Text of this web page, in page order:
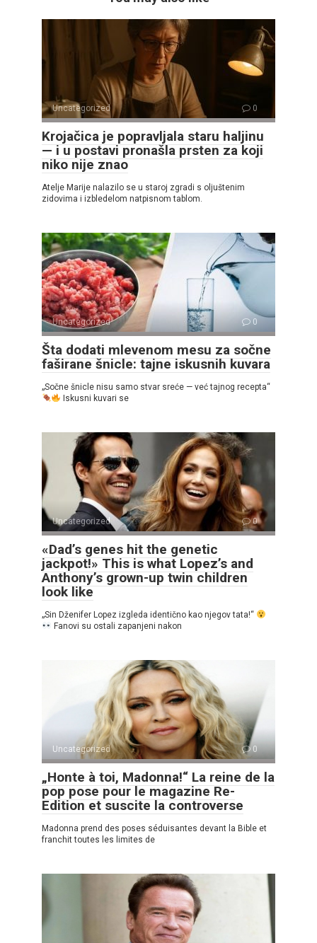
Uncategorized 0
Krojačica je popravljala staru haljinu
— i u postavi pronašla prsten za koji
niko nije znao
Atelje Marije nalazilo se u staroj zgradi s oljuštenim
zidovima i izbledelom natpisnom tablom.
Uncategorized 0
Šta dodati mlevenom mesu za sočne
faširane šnicle: tajne iskusnih kuvara
„Sočne šnicle nisu samo stvar sreće — već tajnog recepta“
Iskusni kuvari se
Uncategorized 0
«Dad’s genes hit the genetic
jackpot!» This is what Lopez’s and
Anthony’s grown-up twin children
look like
„Sin Dženifer Lopez izgleda identično kao njegov tata!“
Fanovi su ostali zapanjeni nakon
Uncategorized 0
„Honte à toi, Madonna!“ La reine de la
pop pose pour le magazine Re-
Edition et suscite la controverse
Madonna prend des poses séduisantes devant la Bible et
franchit toutes les limites de